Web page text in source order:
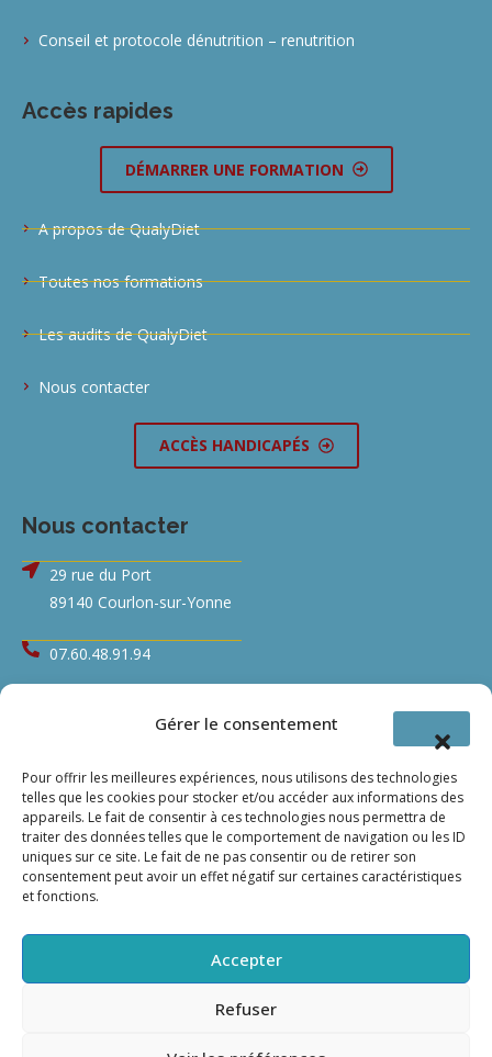
Gérer le consentement
Pour offrir les meilleures expériences, nous utilisons des technologies
telles que les cookies pour stocker et/ou accéder aux informations des
appareils. Le fait de consentir à ces technologies nous permettra de
traiter des données telles que le comportement de navigation ou les ID
uniques sur ce site. Le fait de ne pas consentir ou de retirer son
consentement peut avoir un effet négatif sur certaines caractéristiques
et fonctions.
Accepter
Refuser
Conseil et protocole dénutrition – renutrition
Accès rapides
DÉMARRER UNE FORMATION
A propos de QualyDiet
Toutes nos formations
Les audits de QualyDiet
Nous contacter
ACCÈS HANDICAPÉS
Nous contacter
29 rue du Port
89140 Courlon-sur-Yonne
07.60.48.91.94
Ogusthym
FormYou
©Graphicomm
Copyright © 2025 Qualydiet - Tous droits réservés